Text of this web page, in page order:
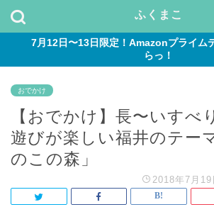
ふくまこ
7月12日〜13日限定！Amazonプライム
らっ！
おでかけ
【おでかけ】長〜いすべ
遊びが楽しい福井のテー
のこの森」
2018年7月19